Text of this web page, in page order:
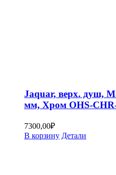
Jaquar, верх. душ,
мм, Хром OHS-
7300,00₽
В корзину Детали